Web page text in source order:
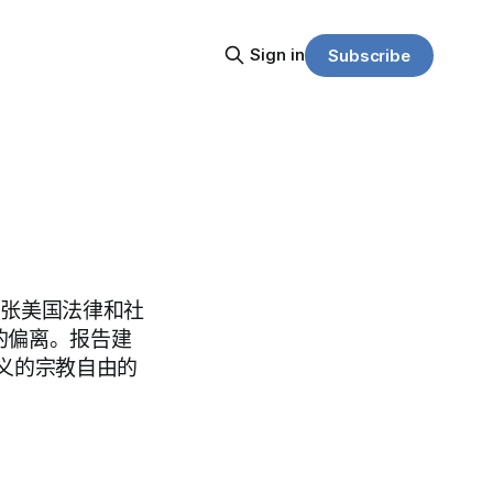
Sign in Subscribe
美国法律和社
偏离。报告建
的宗教自由的